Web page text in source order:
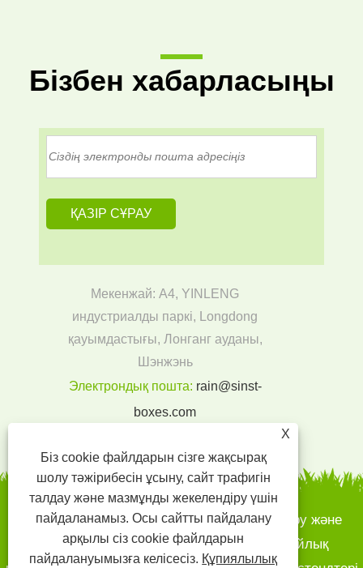
Бізбен хабарласыңы
Мекенжай: A4, YINLENG
индустриалды паркі, Longdong
қауымдастығы, Лонганг ауданы,
Шэнжэнь
Электрондық пошта: rain@sinst-
boxes.com
Авторлық құқық © 2022 SINST басып шығару және
буып-түю CO., LTD - қағаз қораптары, сыйлық
X
Біз cookie файлдарын сізге жақсырақ
шолу тәжірибесін ұсыну, сайт трафигін
талдау және мазмұнды жекелендіру үшін
пайдаланамыз. Осы сайтты пайдалану
арқылы сіз cookie файлдарын
пайдалануымызға келісесіз. Құпиялылық